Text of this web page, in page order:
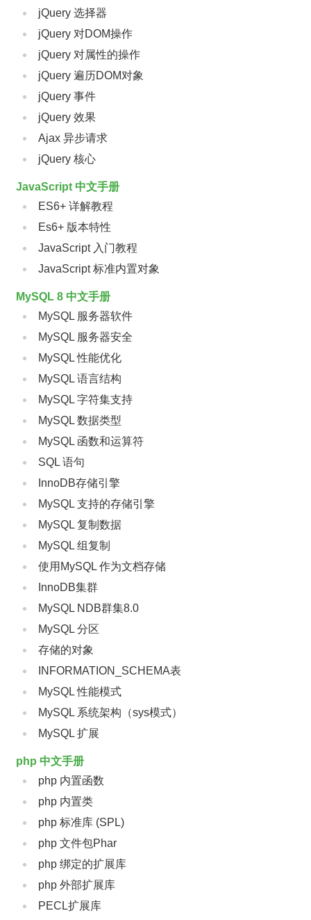
jQuery 选择器
jQuery 对DOM操作
jQuery 对属性的操作
jQuery 遍历DOM对象
jQuery 事件
jQuery 效果
Ajax 异步请求
jQuery 核心
JavaScript 中文手册
ES6+ 详解教程
Es6+ 版本特性
JavaScript 入门教程
JavaScript 标准内置对象
MySQL 8 中文手册
MySQL 服务器软件
MySQL 服务器安全
MySQL 性能优化
MySQL 语言结构
MySQL 字符集支持
MySQL 数据类型
MySQL 函数和运算符
SQL 语句
InnoDB存储引擎
MySQL 支持的存储引擎
MySQL 复制数据
MySQL 组复制
使用MySQL 作为文档存储
InnoDB集群
MySQL NDB群集8.0
MySQL 分区
存储的对象
INFORMATION_SCHEMA表
MySQL 性能模式
MySQL 系统架构（sys模式）
MySQL 扩展
php 中文手册
php 内置函数
php 内置类
php 标准库 (SPL)
php 文件包Phar
php 绑定的扩展库
php 外部扩展库
PECL扩展库